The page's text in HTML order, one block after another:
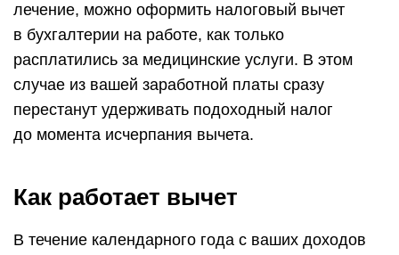
лечение, можно оформить налоговый вычет
в бухгалтерии на работе, как только
расплатились за медицинские услуги. В этом
случае из вашей заработной платы сразу
перестанут удерживать подоходный налог
до момента исчерпания вычета.
Как работает вычет
В течение календарного года с ваших доходов